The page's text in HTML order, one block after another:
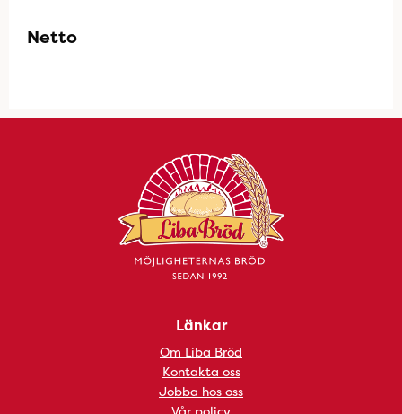
Netto
Länkar
Om Liba Bröd
Kontakta oss
Jobba hos oss